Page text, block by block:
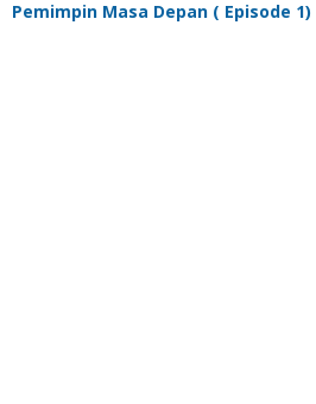
Pemimpin Masa Depan ( Episode 1)